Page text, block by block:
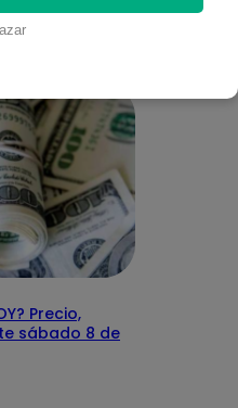
Precio,
sábado 8 de